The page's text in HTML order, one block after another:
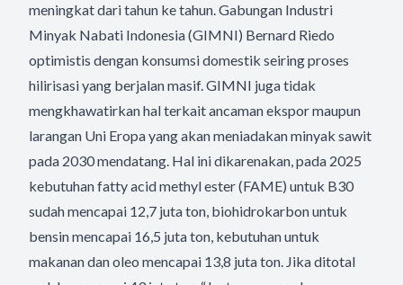
meningkat dari tahun ke tahun. Gabungan Industri
Minyak Nabati Indonesia (GIMNI) Bernard Riedo
optimistis dengan konsumsi domestik seiring proses
hilirisasi yang berjalan masif. GIMNI juga tidak
mengkhawatirkan hal terkait ancaman ekspor maupun
larangan Uni Eropa yang akan meniadakan minyak sawit
pada 2030 mendatang. Hal ini dikarenakan, pada 2025
kebutuhan fatty acid methyl ester (FAME) untuk B30
sudah mencapai 12,7 juta ton, biohidrokarbon untuk
bensin mencapai 16,5 juta ton, kebutuhan untuk
makanan dan oleo mencapai 13,8 juta ton. Jika ditotal